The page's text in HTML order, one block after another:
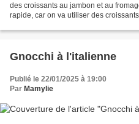
des croissants au jambon et au
rapide, car on va utiliser des
Gnocchi à l'italienne
Publié le 22/01/2025 à 19:00
Par Mamylie